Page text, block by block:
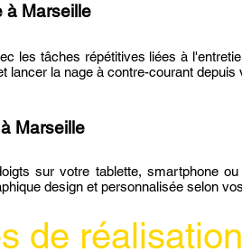
à Marseille
les tâches répétitives liées à
lancer la nage à contre-courant depuis
à Marseille
sur votre tablette, smartphone
design et personnalisée selon
de